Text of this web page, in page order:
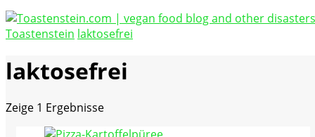
Toastenstein.com
Toastenstein laktosefrei
laktosefrei
Zeige 1 Ergebnisse